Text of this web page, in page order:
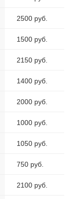
2500 руб.
1500 руб.
2150 руб.
1400 руб.
2000 руб.
1000 руб.
1050 руб.
750 руб.
2100 руб.